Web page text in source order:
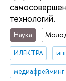
технологий.
Наука
ИЛЕКТРА
медиафрейминг